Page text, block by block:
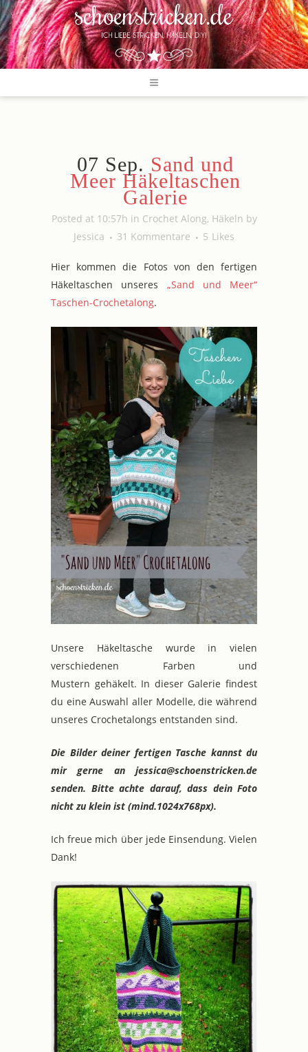
07 Sep. Sand und
Meer Häkeltaschen
Galerie
Posted at 10:57h in Crochet Along, Häkeln by
Jessica
31 Kommentare 5 Likes
Hier kommen die Fotos von den fertigen
Häkeltaschen unseres „Sand und Meer“
Taschen-Crochetalong.
Unsere Häkeltasche wurde in vielen
verschiedenen Farben und
Mustern gehäkelt. In dieser Galerie findest
du eine Auswahl aller Modelle, die während
unseres Crochetalongs entstanden sind.
Die Bilder deiner fertigen Tasche kannst du
mir gerne an jessica@schoenstricken.de
senden. Bitte achte darauf, dass dein Foto
nicht zu klein ist (mind.1024x768px).
Ich freue mich über jede Einsendung. Vielen
Dank!